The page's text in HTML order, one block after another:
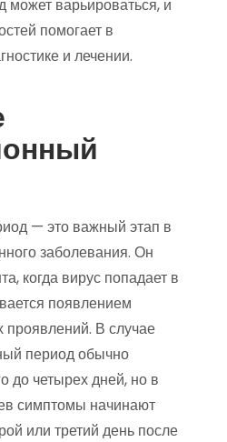
может варьироваться, и
помогает в
и лечении.
— это важный этап в
заболевания. Он
когда вирус попадает в
появлением
проявлений. В случае
период обычно
до четырех дней, но в
симптомы начинают
или третий день после